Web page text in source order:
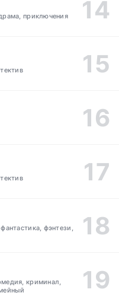
приключения
фэнтези,
криминал,